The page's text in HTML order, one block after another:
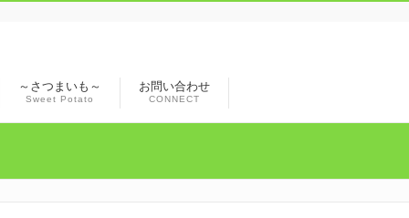
～さつまいも～
Sweet Potato
お問い合わせ
CONNECT